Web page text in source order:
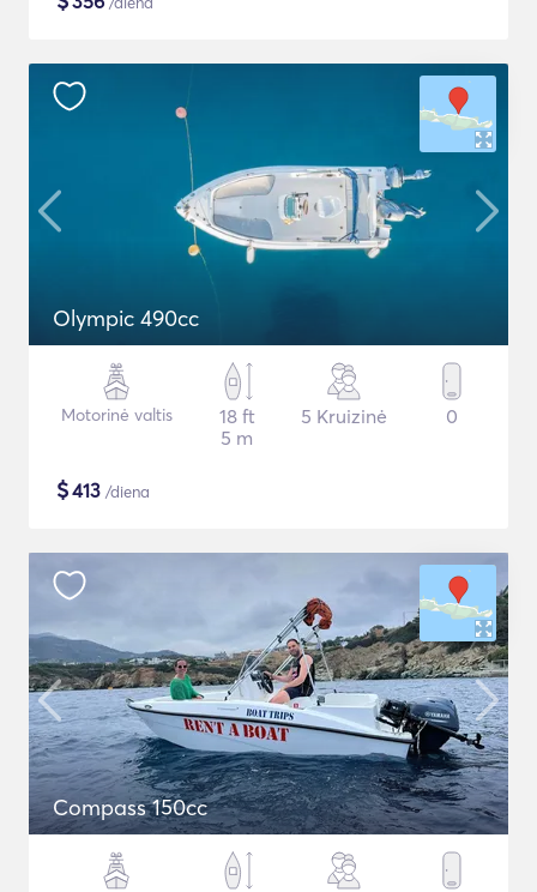
Olympic 490cc
Motorinė valtis
18 ft
5 m
5 Kruizinė 0
$413 /diena
Compass 150cc